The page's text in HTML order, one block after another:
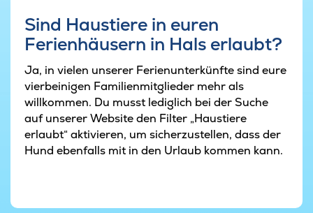
Sind Haustiere in euren
Ferienhäusern in Hals erlaubt?
Ja, in vielen unserer Ferienunterkünfte sind eure
vierbeinigen Familienmitglieder mehr als
willkommen. Du musst lediglich bei der Suche
auf unserer Website den Filter „Haustiere
erlaubt“ aktivieren, um sicherzustellen, dass der
Hund ebenfalls mit in den Urlaub kommen kann.